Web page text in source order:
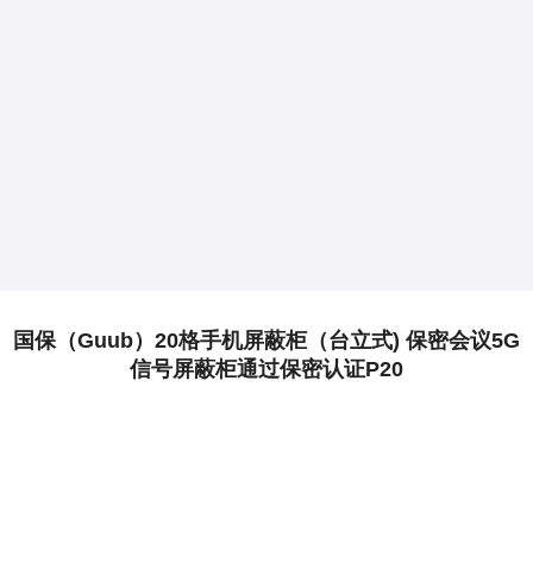
国保（Guub）20格手机屏蔽柜（台立式) 保密会议5G
信号屏蔽柜通过保密认证P20